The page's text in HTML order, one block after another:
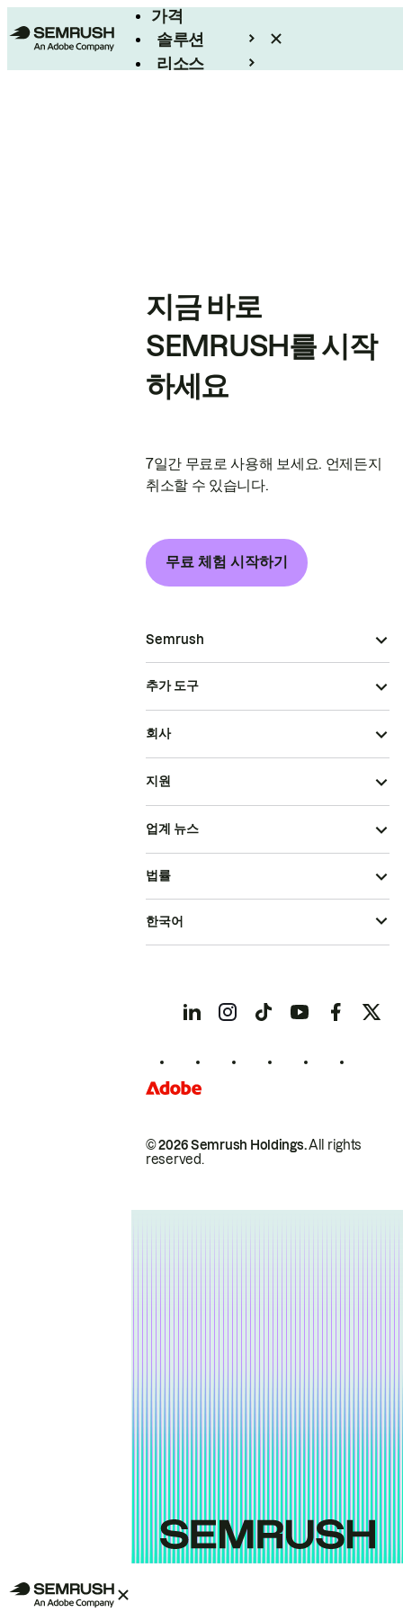
가격
솔루션
리소스
지금 바로
SEMRUSH를 시작
하세요
7일간 무료로 사용해 보세요. 언제든지
취소할 수 있습니다.
무료 체험 시작하기
Semrush
추가 도구
회사
지원
업계 뉴스
© 2026 Semrush Holdings.All rights
reserved.
법률
한국어